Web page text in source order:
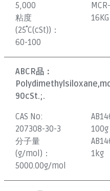
5,000
粘度
(25˚C(cSt))：
60-100
16KG
ABCR品：
90cSt.;.
CAS No:
207308-30-3
分子量
(g/mol)：
5000.00g/mol
100g
1kg